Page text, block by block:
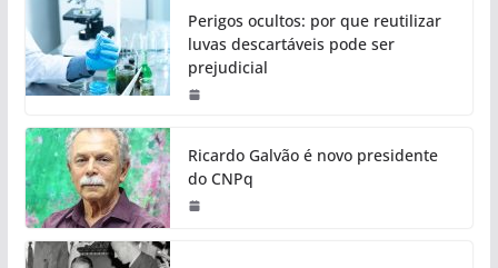
Perigos ocultos: por que reutilizar
luvas descartáveis pode ser
prejudicial
Ricardo Galvão é novo presidente
do CNPq